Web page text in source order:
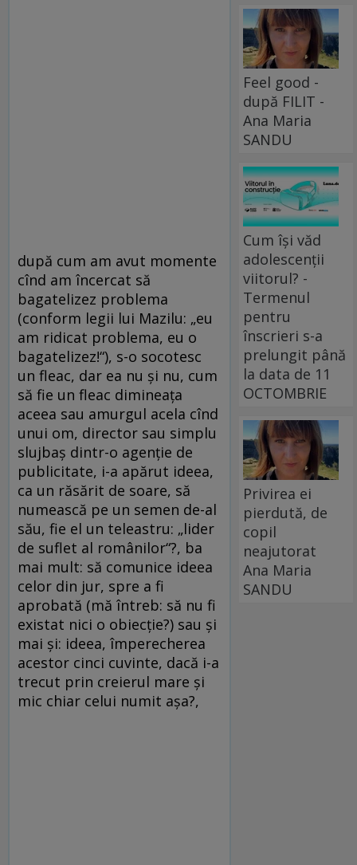
după cum am avut momente
cînd am încercat să
bagatelizez problema
(conform legii lui Mazilu: „eu
am ridicat problema, eu o
bagatelizez!“), s-o socotesc
un fleac, dar ea nu şi nu, cum
să fie un fleac dimineaţa
aceea sau amurgul acela cînd
unui om, director sau simplu
slujbaş dintr-o agenţie de
publicitate, i-a apărut ideea,
ca un răsărit de soare, să
numească pe un semen de-al
său, fie el un teleastru: „lider
de suflet al românilor“?, ba
mai mult: să comunice ideea
celor din jur, spre a fi
aprobată (mă întreb: să nu fi
existat nici o obiecţie?) sau şi
mai şi: ideea, împerecherea
acestor cinci cuvinte, dacă i-a
trecut prin creierul mare şi
mic chiar celui numit aşa?,
Feel good -
după FILIT -
Ana Maria
SANDU
Cum își văd
adolescenții
viitorul? -
Termenul
pentru
înscrieri s-a
prelungit până
la data de 11
OCTOMBRIE
Privirea ei
pierdută, de
copil
neajutorat
Ana Maria
SANDU